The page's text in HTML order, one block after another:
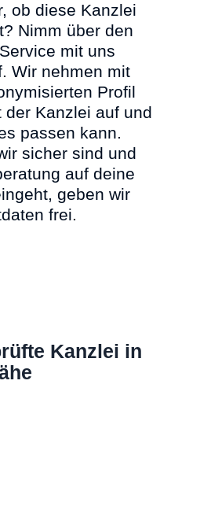
ob diese Kanzlei
Nimm über den
mit uns
Wir nehmen mit
Profil
der Kanzlei auf und
passen kann.
sicher sind und
auf deine
geben wir
frei.
Kanzlei in